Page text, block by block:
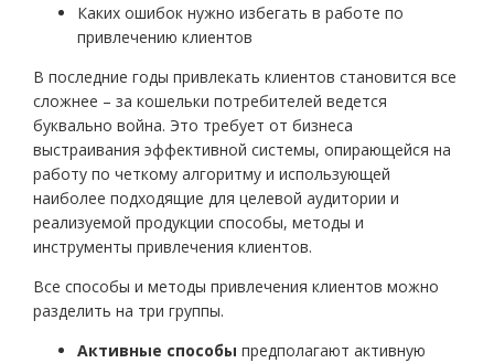
Каких ошибок нужно избегать в работе по
привлечению клиентов
В последние годы привлекать клиентов становится все
сложнее – за кошельки потребителей ведется
буквально война. Это требует от бизнеса
выстраивания эффективной системы, опирающейся на
работу по четкому алгоритму и использующей
наиболее подходящие для целевой аудитории и
реализуемой продукции способы, методы и
инструменты привлечения клиентов.
Все способы и методы привлечения клиентов можно
разделить на три группы.
Активные способы предполагают активную